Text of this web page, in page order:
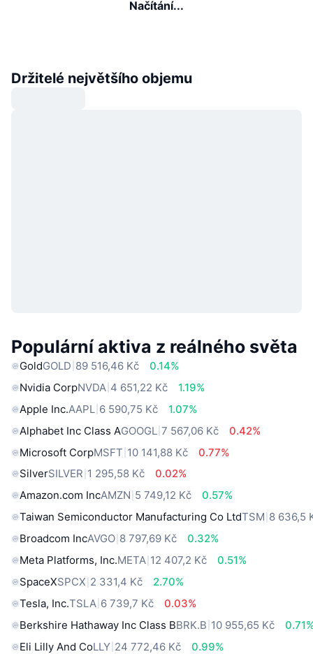
Načítání...
Držitelé největšího objemu
Populární aktiva z reálného světa
GoldGOLD 89 516,46 Kč
0.14%
Nvidia CorpNVDA 4 651,22 Kč
1.19%
Apple Inc.AAPL 6 590,75 Kč
1.07%
Alphabet Inc Class AGOOGL 7 567,06 Kč
0.42%
Microsoft CorpMSFT 10 141,88 Kč
0.77%
SilverSILVER 1 295,58 Kč
0.02%
Amazon.com IncAMZN 5 749,12 Kč
0.57%
Taiwan Semiconductor Manufacturing Co LtdTSM 8 636,5
Broadcom IncAVGO 8 797,69 Kč
0.32%
Meta Platforms, Inc.META 12 407,2 Kč
0.51%
SpaceXSPCX 2 331,4 Kč
2.70%
Tesla, Inc.TSLA 6 739,7 Kč
0.03%
Berkshire Hathaway Inc Class BBRK.B 10 955,65 Kč
Eli Lilly And CoLLY 24 772,46 Kč
0.99%